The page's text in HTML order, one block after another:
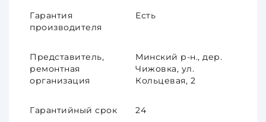
Гарантия
производителя
Есть
Представитель,
ремонтная
организация
Минский р-н., дер.
Чижовка, ул.
Кольцевая, 2
Гарантийный срок 24